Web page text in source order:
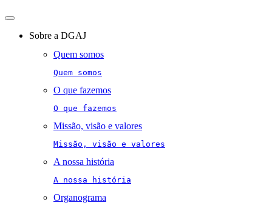
Toggle
navigationSobre a DGAJ
Quem somos
Quem somos
O que fazemos
O que fazemos
Missão, visão e valores
Missão, visão e valores
A nossa história
A nossa história
Organograma